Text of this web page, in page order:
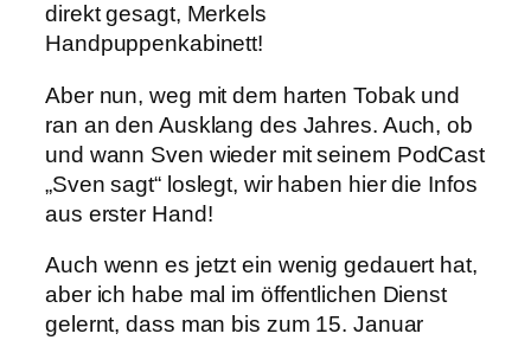
direkt gesagt, Merkels
Handpuppenkabinett!
Aber nun, weg mit dem harten Tobak und
ran an den Ausklang des Jahres. Auch, ob
und wann Sven wieder mit seinem PodCast
„Sven sagt“ loslegt, wir haben hier die Infos
aus erster Hand!
Auch wenn es jetzt ein wenig gedauert hat,
aber ich habe mal im öffentlichen Dienst
gelernt, dass man bis zum 15. Januar